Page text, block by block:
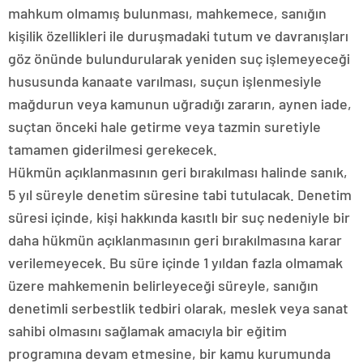
mahkum olmamış bulunması, mahkemece, sanığın
kişilik özellikleri ile duruşmadaki tutum ve davranışları
göz önünde bulundurularak yeniden suç işlemeyeceği
hususunda kanaate varılması, suçun işlenmesiyle
mağdurun veya kamunun uğradığı zararın, aynen iade,
suçtan önceki hale getirme veya tazmin suretiyle
tamamen giderilmesi gerekecek.
Hükmün açıklanmasının geri bırakılması halinde sanık,
5 yıl süreyle denetim süresine tabi tutulacak. Denetim
süresi içinde, kişi hakkında kasıtlı bir suç nedeniyle bir
daha hükmün açıklanmasının geri bırakılmasına karar
verilemeyecek. Bu süre içinde 1 yıldan fazla olmamak
üzere mahkemenin belirleyeceği süreyle, sanığın
denetimli serbestlik tedbiri olarak, meslek veya sanat
sahibi olmasını sağlamak amacıyla bir eğitim
programına devam etmesine, bir kamu kurumunda